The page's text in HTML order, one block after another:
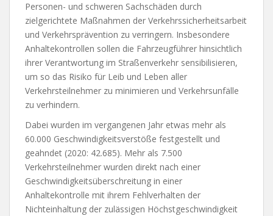
Personen- und schweren Sachschäden durch
zielgerichtete Maßnahmen der Verkehrssicherheitsarbeit
und Verkehrsprävention zu verringern. Insbesondere
Anhaltekontrollen sollen die Fahrzeugführer hinsichtlich
ihrer Verantwortung im Straßenverkehr sensibilisieren,
um so das Risiko für Leib und Leben aller
Verkehrsteilnehmer zu minimieren und Verkehrsunfälle
zu verhindern.
Dabei wurden im vergangenen Jahr etwas mehr als
60.000 Geschwindigkeitsverstöße festgestellt und
geahndet (2020: 42.685). Mehr als 7.500
Verkehrsteilnehmer wurden direkt nach einer
Geschwindigkeitsüberschreitung in einer
Anhaltekontrolle mit ihrem Fehlverhalten der
Nichteinhaltung der zulässigen Höchstgeschwindigkeit